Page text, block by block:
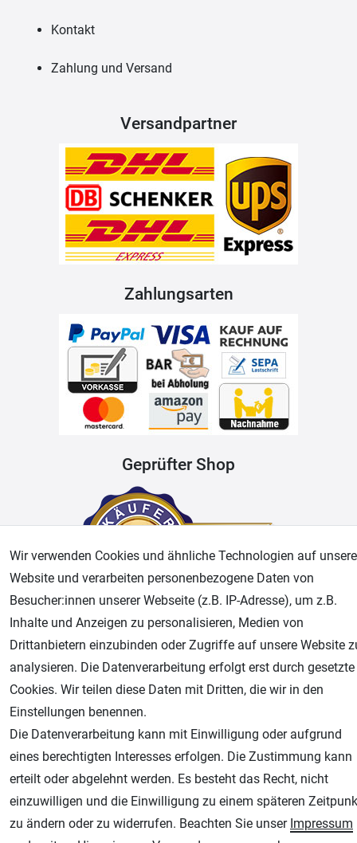
Kontakt
Zahlung und Versand
Versandpartner
Zahlungsarten
Geprüfter Shop
AGB Widerrufsrecht Datenschutz Impressum
Unsere weiteren Shops:
Airbrush-City
Fachhandel für: Airbrushpistolen, Kompressoren, Airbrushfarben
Modellbau-City
Modellbau Shop
Plotter-City
Schneideplotter, Transferpressen, Siebdruck und Plotterfolien
Wir verwenden Cookies und ähnliche Technologien auf
Website und verarbeiten personenbezogene Daten von
Besucher:innen unserer Webseite (z.B. IP-Adresse), um z.B.
Inhalte und Anzeigen zu personalisieren, Medien von
Drittanbietern einzubinden oder Zugriffe auf unsere Website
analysieren. Die Datenverarbeitung erfolgt erst durch gesetzte
Cookies. Wir teilen diese Daten mit Dritten, die wir in den
Einstellungen benennen.
Die Datenverarbeitung kann mit Einwilligung oder aufgrund
eines berechtigten Interesses erfolgen. Die Zustimmung kann
erteilt oder abgelehnt werden. Es besteht das Recht, nicht
einzuwilligen und die Einwilligung zu einem späteren
zu ändern oder zu widerrufen. Beachten Sie unser Impressum